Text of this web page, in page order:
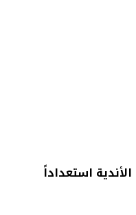
استعداداً